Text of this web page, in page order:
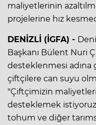
maliyetlerinin
projelerine hız
DENİZLİ (İGFA) -
Başkanı Bülent Nuri
desteklenmesi
çiftçilere can suyu
"Çiftçimizin
desteklemek
tohum ve diğer